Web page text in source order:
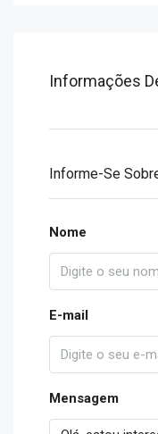
Informações
Informe-Se
Nome
E-mail
Mensagem